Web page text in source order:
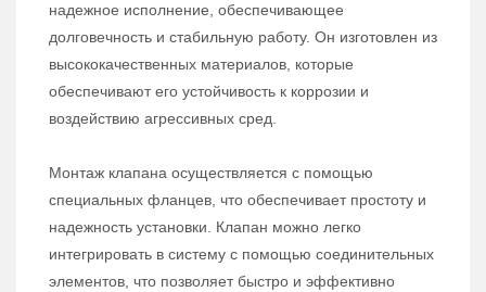
надежное исполнение, обеспечивающее
долговечность и стабильную работу. Он изготовлен из
высококачественных материалов, которые
обеспечивают его устойчивость к коррозии и
воздействию агрессивных сред.
Монтаж клапана осуществляется с помощью
специальных фланцев, что обеспечивает простоту и
надежность установки. Клапан можно легко
интегрировать в систему с помощью соединительных
элементов, что позволяет быстро и эффективно